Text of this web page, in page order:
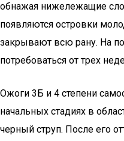
обнажая нижележащие
появляются островки
закрывают всю рану. На
потребоваться от трех
Ожоги 3Б и 4 степени
начальных стадиях в
черный струп. После его